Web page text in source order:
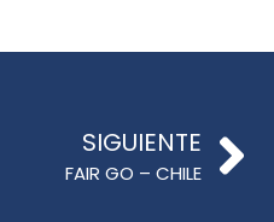
SIGUIENTE
FAIR GO – CHILE